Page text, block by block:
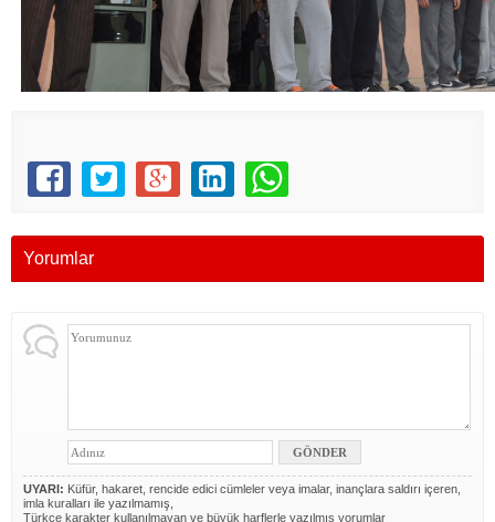
Yorumlar
UYARI: Küfür, hakaret, rencide edici cümleler veya imalar, inançlara saldırı içeren,
imla kuralları ile yazılmamış,
Türkçe karakter kullanılmayan ve büyük harflerle yazılmış yorumlar